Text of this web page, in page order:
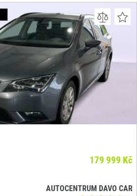
179 999 Kč
AUTOCENTRUM DAVO CAR